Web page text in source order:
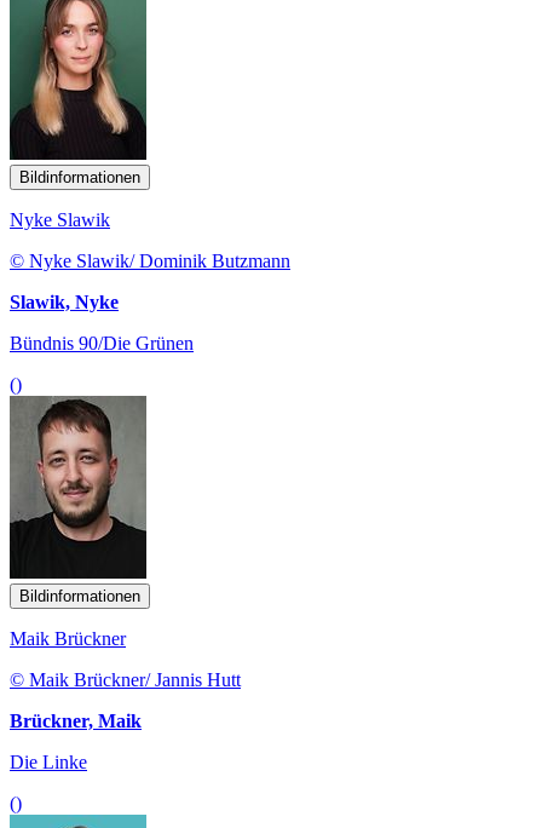
Bildinformationen
Nyke Slawik
© Nyke Slawik/ Dominik Butzmann
Slawik, Nyke
Bündnis 90/Die Grünen
()
Bildinformationen
Maik Brückner
© Maik Brückner/ Jannis Hutt
Brückner, Maik
Die Linke
()